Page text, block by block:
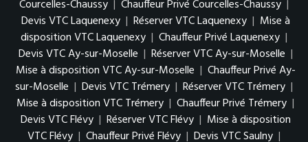
Courcelles-Chaussy | Chauffeur Privé Courcelles-Chaussy |
Devis VTC Laquenexy | Réserver VTC Laquenexy | Mise à
disposition VTC Laquenexy | Chauffeur Privé Laquenexy |
Devis VTC Ay-sur-Moselle | Réserver VTC Ay-sur-Moselle |
Mise à disposition VTC Ay-sur-Moselle | Chauffeur Privé Ay-
sur-Moselle | Devis VTC Trémery | Réserver VTC Trémery |
Mise à disposition VTC Trémery | Chauffeur Privé Trémery |
Devis VTC Flévy | Réserver VTC Flévy | Mise à disposition
VTC Flévy | Chauffeur Privé Flévy | Devis VTC Saulny |